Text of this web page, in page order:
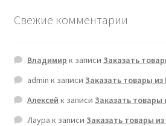
Свежие комментарии
Владимир к записиЗаказать
admin к записиЗаказать товары из
Алексей к записиЗаказать товары
Лаура к записиЗаказать товары